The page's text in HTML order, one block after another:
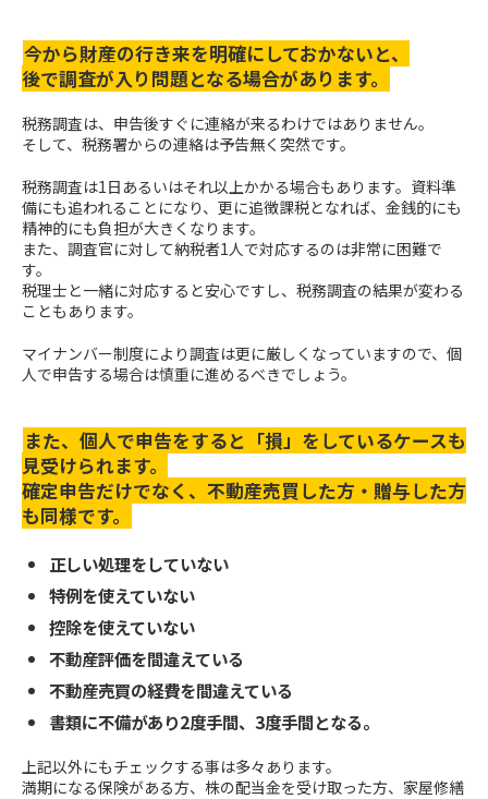
今から財産の行き来を明確にしておかないと、
後で調査が入り問題となる場合があります。
税務調査は、申告後すぐに連絡が来るわけではありません。
そして、税務署からの連絡は予告無く突然です。
税務調査は1日あるいはそれ以上かかる場合もあります。資料準
備にも追われることになり、更に追徴課税となれば、金銭的にも
精神的にも負担が大きくなります。
また、調査官に対して納税者1人で対応するのは非常に困難で
す。
税理士と一緒に対応すると安心ですし、税務調査の結果が変わる
こともあります。
マイナンバー制度により調査は更に厳しくなっていますので、個
人で申告する場合は慎重に進めるべきでしょう。
また、個人で申告をすると「損」をしているケースも
見受けられます。
確定申告だけでなく、不動産売買した方・贈与した方
も同様です。
正しい処理をしていない
特例を使えていない
控除を使えていない
不動産評価を間違えている
不動産売買の経費を間違えている
書類に不備があり2度手間、3度手間となる。
上記以外にもチェックする事は多々あります。
満期になる保険がある方、株の配当金を受け取った方、家屋修繕